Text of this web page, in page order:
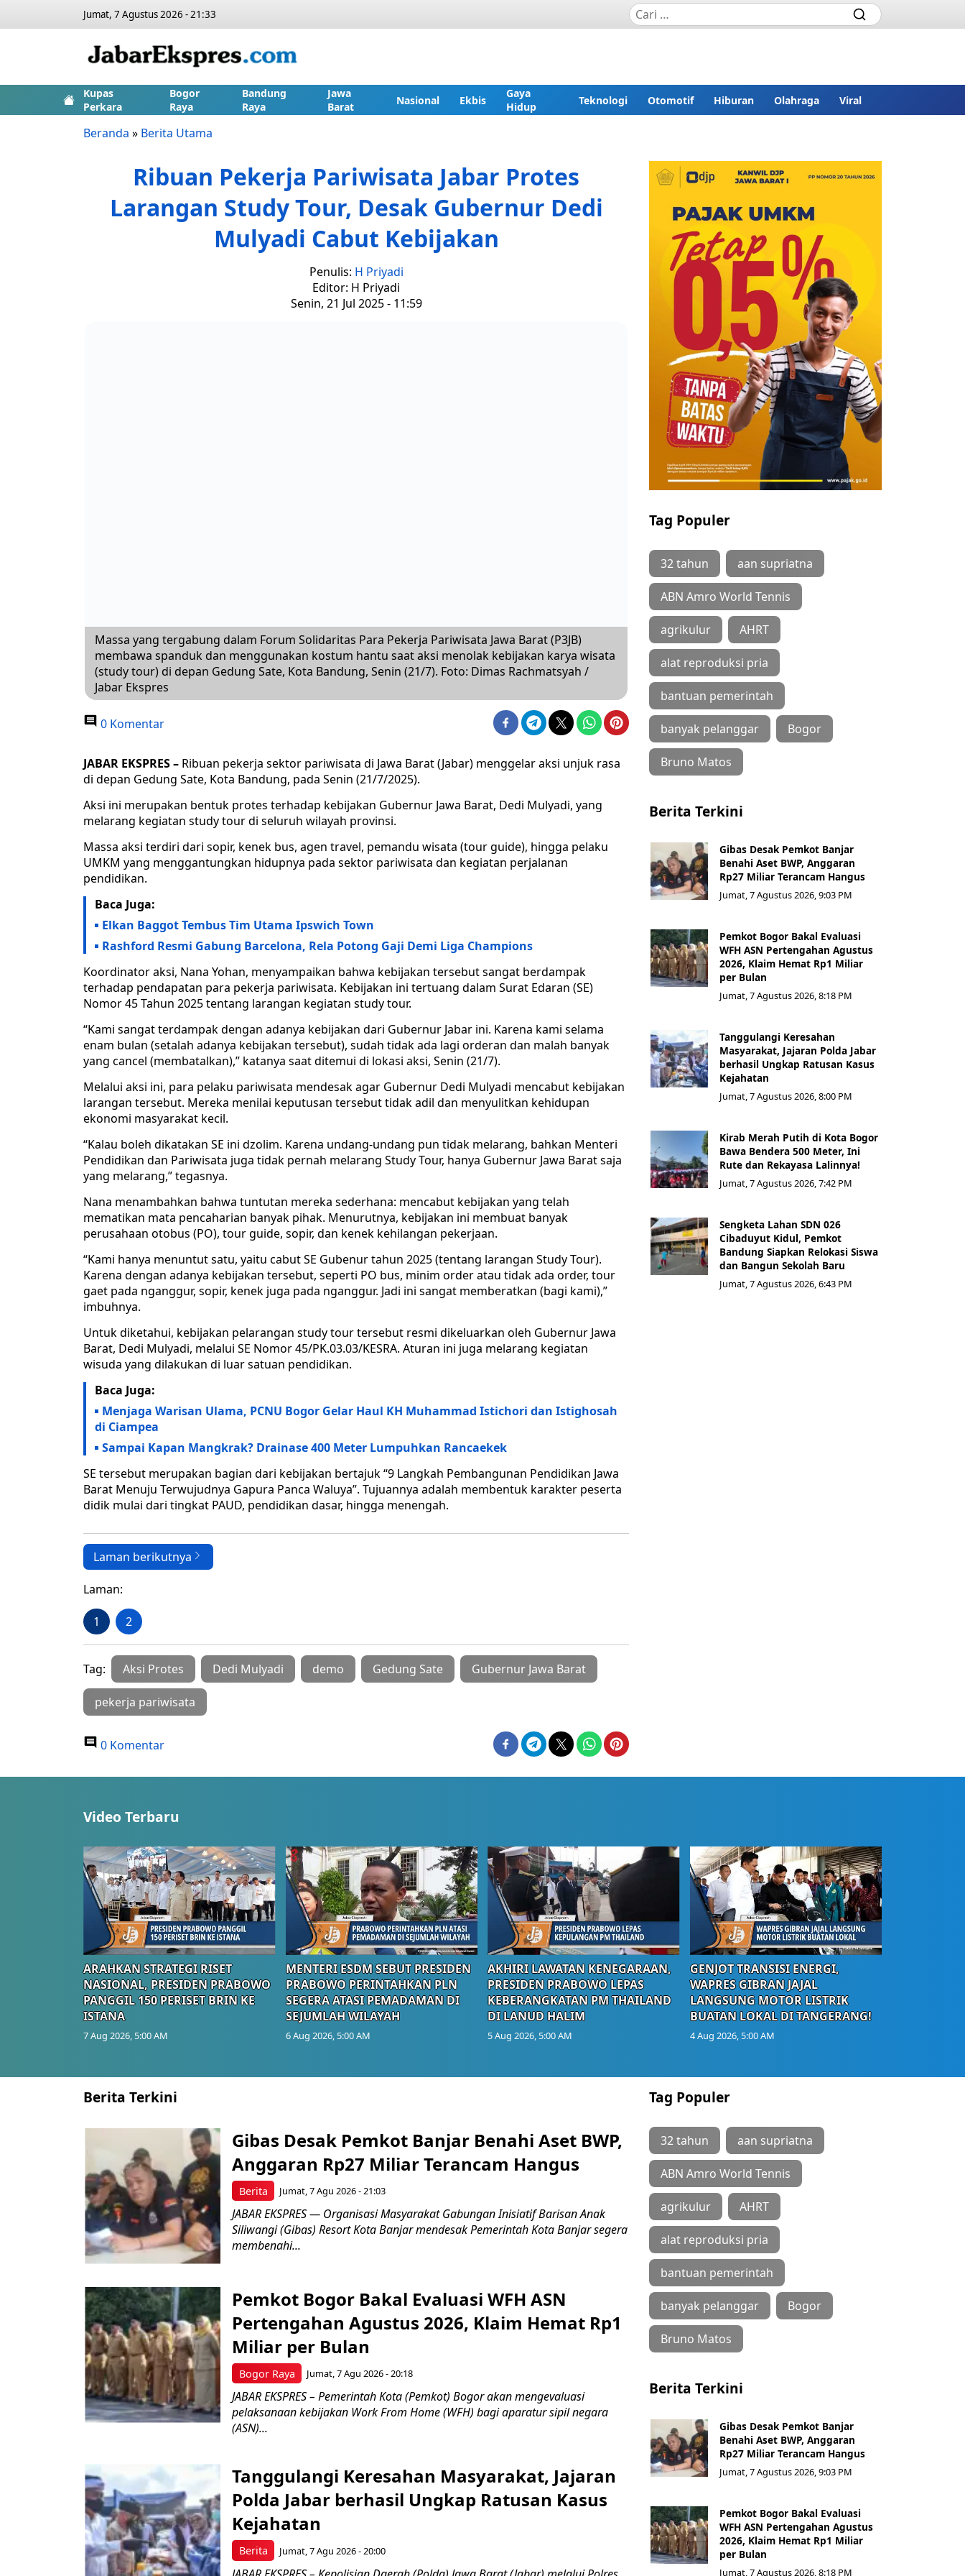
Jumat, 7 Agustus 2026 - 21:33
Kupas
Perkara
Bogor
Raya
Bandung
Raya
Jawa
Barat
Nasional Ekbis
Gaya
Hidup
Teknologi Otomotif Hiburan Olahraga Viral
Beranda » Berita Utama
Ribuan Pekerja Pariwisata Jabar Protes
Larangan Study Tour, Desak Gubernur Dedi
Mulyadi Cabut Kebijakan
Penulis: H Priyadi
Editor: H Priyadi
Senin, 21 Jul 2025 - 11:59
Massa yang tergabung dalam Forum Solidaritas Para Pekerja Pariwisata Jawa Barat (P3JB)
membawa spanduk dan menggunakan kostum hantu saat aksi menolak kebijakan karya wisata
(study tour) di depan Gedung Sate, Kota Bandung, Senin (21/7). Foto: Dimas Rachmatsyah /
Jabar Ekspres
0 Komentar
JABAR EKSPRES – Ribuan pekerja sektor pariwisata di Jawa Barat (Jabar) menggelar aksi unjuk rasa
di depan Gedung Sate, Kota Bandung, pada Senin (21/7/2025).
Aksi ini merupakan bentuk protes terhadap kebijakan Gubernur Jawa Barat, Dedi Mulyadi, yang
melarang kegiatan study tour di seluruh wilayah provinsi.
Massa aksi terdiri dari sopir, kenek bus, agen travel, pemandu wisata (tour guide), hingga pelaku
UMKM yang menggantungkan hidupnya pada sektor pariwisata dan kegiatan perjalanan
pendidikan.
Baca Juga:
Elkan Baggot Tembus Tim Utama Ipswich Town
Rashford Resmi Gabung Barcelona, Rela Potong Gaji Demi Liga Champions
Koordinator aksi, Nana Yohan, menyampaikan bahwa kebijakan tersebut sangat berdampak
terhadap pendapatan para pekerja pariwisata. Kebijakan ini tertuang dalam Surat Edaran (SE)
Nomor 45 Tahun 2025 tentang larangan kegiatan study tour.
“Kami sangat terdampak dengan adanya kebijakan dari Gubernur Jabar ini. Karena kami selama
enam bulan (setalah adanya kebijakan tersebut), sudah tidak ada lagi orderan dan malah banyak
yang cancel (membatalkan),” katanya saat ditemui di lokasi aksi, Senin (21/7).
Melalui aksi ini, para pelaku pariwisata mendesak agar Gubernur Dedi Mulyadi mencabut kebijakan
larangan tersebut. Mereka menilai keputusan tersebut tidak adil dan menyulitkan kehidupan
ekonomi masyarakat kecil.
“Kalau boleh dikatakan SE ini dzolim. Karena undang-undang pun tidak melarang, bahkan Menteri
Pendidikan dan Pariwisata juga tidak pernah melarang Study Tour, hanya Gubernur Jawa Barat saja
yang melarang,” tegasnya.
Nana menambahkan bahwa tuntutan mereka sederhana: mencabut kebijakan yang telah
mematikan mata pencaharian banyak pihak. Menurutnya, kebijakan ini membuat banyak
perusahaan otobus (PO), tour guide, sopir, dan kenek kehilangan pekerjaan.
“Kami hanya menuntut satu, yaitu cabut SE Gubenur tahun 2025 (tentang larangan Study Tour).
Karena dengan adanya kebijakan tersebut, seperti PO bus, minim order atau tidak ada order, tour
gaet pada nganggur, sopir, kenek juga pada nganggur. Jadi ini sangat memberatkan (bagi kami),”
imbuhnya.
Untuk diketahui, kebijakan pelarangan study tour tersebut resmi dikeluarkan oleh Gubernur Jawa
Barat, Dedi Mulyadi, melalui SE Nomor 45/PK.03.03/KESRA. Aturan ini juga melarang kegiatan
wisuda yang dilakukan di luar satuan pendidikan.
Baca Juga:
Menjaga Warisan Ulama, PCNU Bogor Gelar Haul KH Muhammad Istichori dan Istighosah
di Ciampea
Sampai Kapan Mangkrak? Drainase 400 Meter Lumpuhkan Rancaekek
SE tersebut merupakan bagian dari kebijakan bertajuk “9 Langkah Pembangunan Pendidikan Jawa
Barat Menuju Terwujudnya Gapura Panca Waluya”. Tujuannya adalah membentuk karakter peserta
didik mulai dari tingkat PAUD, pendidikan dasar, hingga menengah.
Laman berikutnya
Laman:
1 2
Tag: Aksi Protes Dedi Mulyadi demo Gedung Sate Gubernur Jawa Barat
pekerja pariwisata
0 Komentar
Tag Populer
32 tahun aan supriatna
ABN Amro World Tennis
agrikulur AHRT
alat reproduksi pria
bantuan pemerintah
banyak pelanggar Bogor
Bruno Matos
Berita Terkini
Gibas Desak Pemkot Banjar
Benahi Aset BWP, Anggaran
Rp27 Miliar Terancam Hangus
Jumat, 7 Agustus 2026, 9:03 PM
Pemkot Bogor Bakal Evaluasi
WFH ASN Pertengahan Agustus
2026, Klaim Hemat Rp1 Miliar
per Bulan
Jumat, 7 Agustus 2026, 8:18 PM
Tanggulangi Keresahan
Masyarakat, Jajaran Polda Jabar
berhasil Ungkap Ratusan Kasus
Kejahatan
Jumat, 7 Agustus 2026, 8:00 PM
Kirab Merah Putih di Kota Bogor
Bawa Bendera 500 Meter, Ini
Rute dan Rekayasa Lalinnya!
Jumat, 7 Agustus 2026, 7:42 PM
Sengketa Lahan SDN 026
Cibaduyut Kidul, Pemkot
Bandung Siapkan Relokasi Siswa
dan Bangun Sekolah Baru
Jumat, 7 Agustus 2026, 6:43 PM
Video Terbaru
ARAHKAN STRATEGI RISET
NASIONAL, PRESIDEN PRABOWO
PANGGIL 150 PERISET BRIN KE
ISTANA
7 Aug 2026, 5:00 AM
MENTERI ESDM SEBUT PRESIDEN
PRABOWO PERINTAHKAN PLN
SEGERA ATASI PEMADAMAN DI
SEJUMLAH WILAYAH
6 Aug 2026, 5:00 AM
AKHIRI LAWATAN KENEGARAAN,
PRESIDEN PRABOWO LEPAS
KEBERANGKATAN PM THAILAND
DI LANUD HALIM
5 Aug 2026, 5:00 AM
GENJOT TRANSISI ENERGI,
WAPRES GIBRAN JAJAL
LANGSUNG MOTOR LISTRIK
BUATAN LOKAL DI TANGERANG!
4 Aug 2026, 5:00 AM
Berita Terkini
Berita
Gibas Desak Pemkot Banjar Benahi Aset BWP,
Anggaran Rp27 Miliar Terancam Hangus
Jumat, 7 Agu 2026 - 21:03
JABAR EKSPRES — Organisasi Masyarakat Gabungan Inisiatif Barisan Anak
Siliwangi (Gibas) Resort Kota Banjar mendesak Pemerintah Kota Banjar segera
membenahi...
Bogor Raya
Pemkot Bogor Bakal Evaluasi WFH ASN
Pertengahan Agustus 2026, Klaim Hemat Rp1
Miliar per Bulan
Jumat, 7 Agu 2026 - 20:18
JABAR EKSPRES – Pemerintah Kota (Pemkot) Bogor akan mengevaluasi
pelaksanaan kebijakan Work From Home (WFH) bagi aparatur sipil negara
(ASN)...
Berita
Tanggulangi Keresahan Masyarakat, Jajaran
Polda Jabar berhasil Ungkap Ratusan Kasus
Kejahatan
Jumat, 7 Agu 2026 - 20:00
Tag Populer
32 tahun aan supriatna
ABN Amro World Tennis
agrikulur AHRT
alat reproduksi pria
bantuan pemerintah
banyak pelanggar Bogor
Bruno Matos
Berita Terkini
Gibas Desak Pemkot Banjar
Benahi Aset BWP, Anggaran
Rp27 Miliar Terancam Hangus
Jumat, 7 Agustus 2026, 9:03 PM
Pemkot Bogor Bakal Evaluasi
WFH ASN Pertengahan Agustus
2026, Klaim Hemat Rp1 Miliar
per Bulan
Jumat, 7 Agustus 2026, 8:18 PM